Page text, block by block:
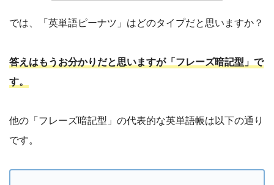
では、「英単語ピーナツ」はどのタイプだと思いますか？
答えはもうお分かりだと思いますが「フレーズ暗記型」で
す。
他の「フレーズ暗記型」の代表的な英単語帳は以下の通り
です。